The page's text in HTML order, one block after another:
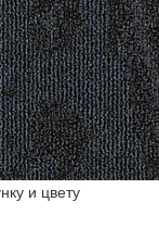
и цвету